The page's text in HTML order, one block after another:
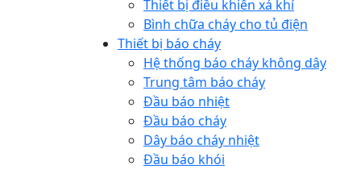
Thiết bị điều khiển xả khí
Bình chữa cháy cho tủ điện
Thiết bị báo cháy
Hệ thống báo cháy không dây
Trung tâm báo cháy
Đầu báo nhiệt
Đầu báo cháy
Dây báo cháy nhiệt
Đầu báo khói